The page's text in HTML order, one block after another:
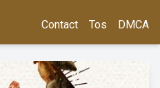
Contact Tos DMCA